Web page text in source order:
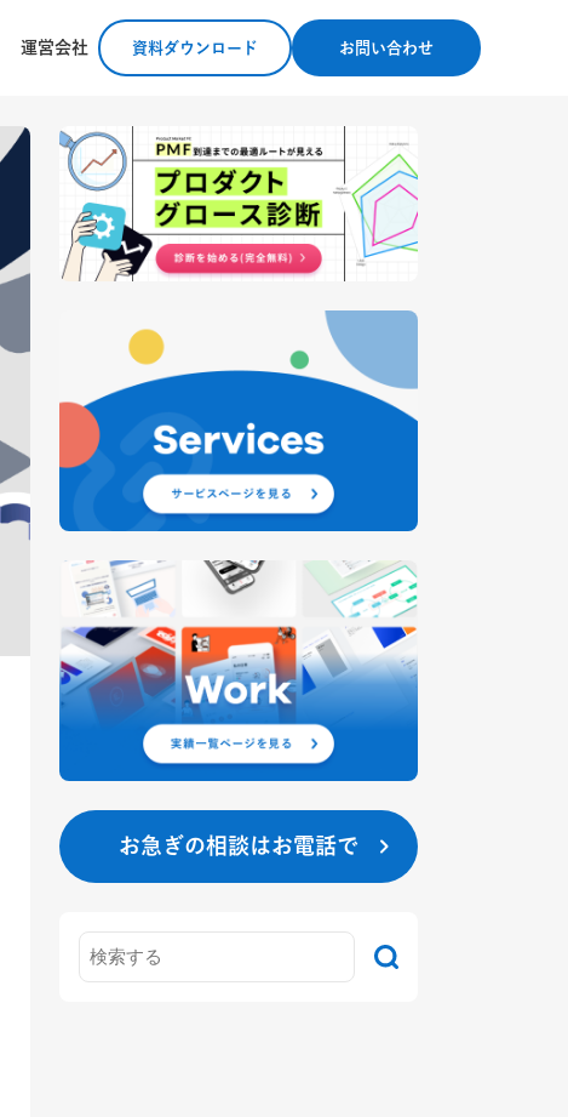
運営会社 資料ダウンロード お問い合わせ
お急ぎの相談はお電話で